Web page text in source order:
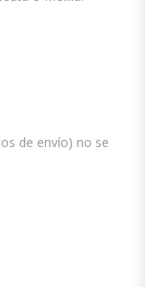
de envío) no se